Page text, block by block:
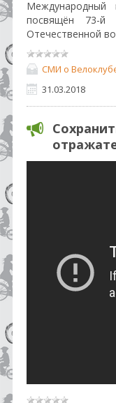
посвящён 73-й
Отечественной
СМИ о
31.03.2018